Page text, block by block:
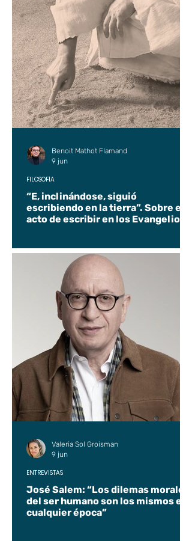
“E, inclinándose, siguió
escribiendo en la tierra”. Sobre el
acto de escribir en los Evangelios.
FILOSOFÍA
Benoit Mathot Flamand
9 jun
José Salem: “Los dilemas morales
del ser humano son los mismos en
cualquier época”
ENTREVISTAS
Valeria Sol Groisman
9 jun